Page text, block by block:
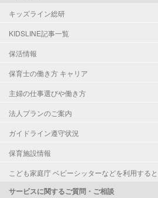
キッズライン総研
KIDSLINE記事一覧
保活情報
保育士の働き方 キャリア
主婦の仕事選びや働き方
法人プランのご案内
ガイドライン遵守状況
保育施設情報
こども家庭庁 ベビーシッターなどを利用する
サービスに関するご質問・ご相談